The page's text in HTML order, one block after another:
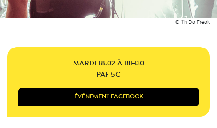
© Th Da Freak
MARDI 18.02 À 18H30
PAF 5€
ÉVÉNEMENT FACEBOOK